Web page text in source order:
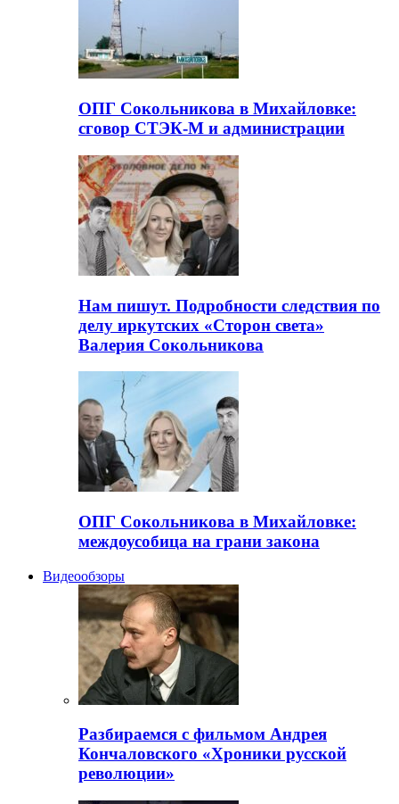
ОПГ Сокольникова в Михайловке:
сговор СТЭК-М и администрации
Нам пишут. Подробности следствия по
делу иркутских «Сторон света»
Валерия Сокольникова
ОПГ Сокольникова в Михайловке:
междоусобица на грани закона
Видеообзоры
Разбираемся с фильмом Андрея
Кончаловского «Хроники русской
революции»